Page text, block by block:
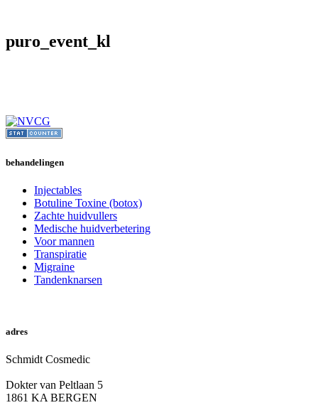
puro_event_kl
behandelingen
Injectables
Botuline Toxine (botox)
Zachte huidvullers
Medische huidverbetering
Voor mannen
Transpiratie
Migraine
Tandenknarsen
adres
Schmidt Cosmedic
Dokter van Peltlaan 5
1861 KA BERGEN